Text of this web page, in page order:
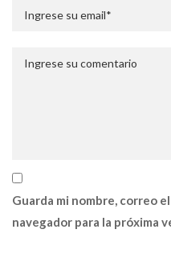
Guarda mi nombre, correo
navegador para la próxima